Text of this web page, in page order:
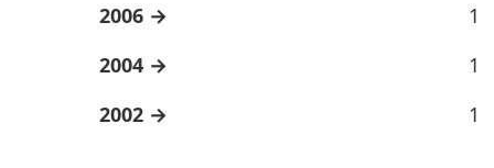
2006
1
2004
1
2002
1